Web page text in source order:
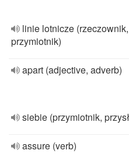
linie lotnicze (rzeczownik,
przymiotnik)
apart (adjective, adverb)
siebie (przymiotnik,
assure (verb)